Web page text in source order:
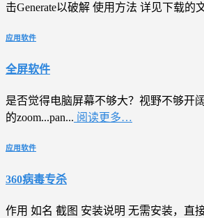
击Generate以破解 使用方法 详见下载的
应用软件
全屏软件
是否觉得电脑屏幕不够大？视野不够开
的zoom...pan... 阅读更多…
应用软件
360病毒专杀
作用 如名 截图 安装说明 无需安装，直